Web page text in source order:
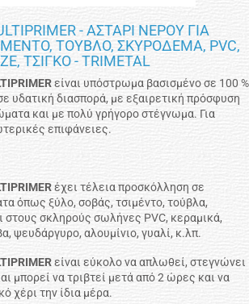
- ΑΣΤΑΡΙ ΝΕΡΟΥ ΓΙΑ
ΤΟΥΒΛΟ, ΣΚΥΡΟΔΕΜΑ, PVC,
ΤΣΙΓΚΟ - TRIMETAL
είναι υπόστρωμα βασισμένο σε 100 %
υδατική διασπορά, με εξαιρετική πρόσφυση
και με πολύ γρήγορo στέγνωμα. Για
επιφάνειες.
έχει τέλεια προσκόλληση σε
όπως ξύλο, σοβάς, τσιμέντο, τούβλα,
στους σκληρούς σωλήνες PVC, κεραμικά,
ψευδάργυρο, αλουμίνιο, γυαλί, κ.λπ.
είναι εύκολο να απλωθεί, στεγνώνει
μπορεί να τριβτεί μετά από 2 ώρες και να
χέρι την ίδια μέρα.